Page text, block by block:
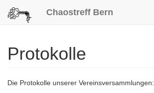
Chaostreff Bern
Protokolle
Die Protokolle unserer Vereinsversammlungen: